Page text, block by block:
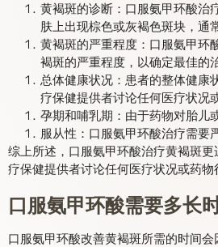
黄褐斑的诊断：口服氨甲环酸治
肤上出现棕色或灰褐色斑块，通
黄褐斑的严重程度：口服氨甲环
褐斑的严重程度，以确定最佳的
总体健康状况：患者的整体健康
疗保健提供者讨论任何医疗状况
孕期和哺乳期：由于药物对胎儿
服从性：口服氨甲环酸治疗需要
综上所述，口服氨甲环酸治疗黄褐斑
疗保健提供者讨论任何医疗状况或药
口服氨甲环酸需要多长
口服氨甲环酸改善黄褐斑所需的时间